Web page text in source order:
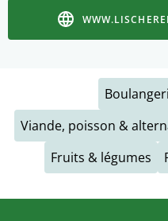
Viande, poisson &
Fruits & légumes